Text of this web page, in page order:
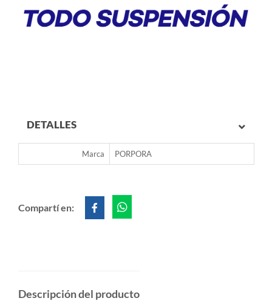
DETALLES
Marca PORPORA
Compartí en:
Descripción del producto